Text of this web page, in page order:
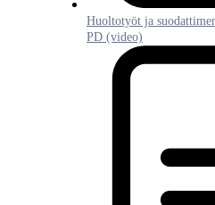
Huoltotyöt ja
PD (video)